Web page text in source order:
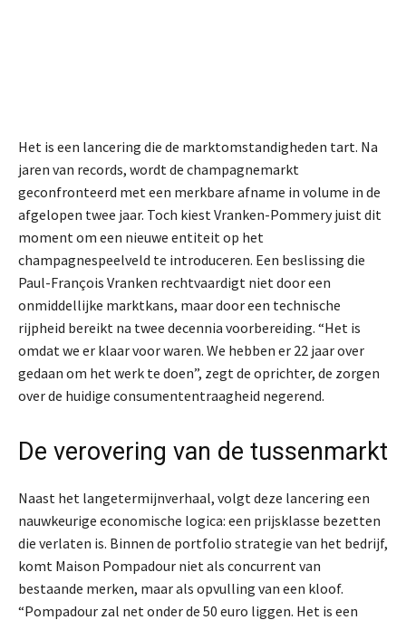
Het is een lancering die de marktomstandigheden tart. Na
jaren van records, wordt de champagnemarkt
geconfronteerd met een merkbare afname in volume in de
afgelopen twee jaar. Toch kiest Vranken-Pommery juist dit
moment om een nieuwe entiteit op het
champagnespeelveld te introduceren. Een beslissing die
Paul-François Vranken rechtvaardigt niet door een
onmiddellijke marktkans, maar door een technische
rijpheid bereikt na twee decennia voorbereiding. “Het is
omdat we er klaar voor waren. We hebben er 22 jaar over
gedaan om het werk te doen”, zegt de oprichter, de zorgen
over de huidige consumententraagheid negerend.
De verovering van de tussenmarkt
Naast het langetermijnverhaal, volgt deze lancering een
nauwkeurige economische logica: een prijsklasse bezetten
die verlaten is. Binnen de portfolio strategie van het bedrijf,
komt Maison Pompadour niet als concurrent van
bestaande merken, maar als opvulling van een kloof.
“Pompadour zal net onder de 50 euro liggen. Het is een